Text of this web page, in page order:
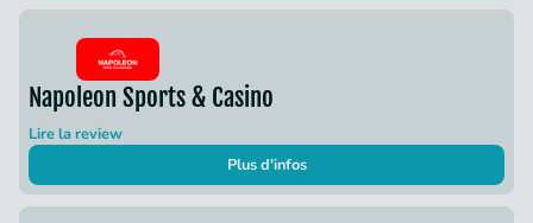
Napoleon Sports & Casino
Lire la review
Plus d'infos